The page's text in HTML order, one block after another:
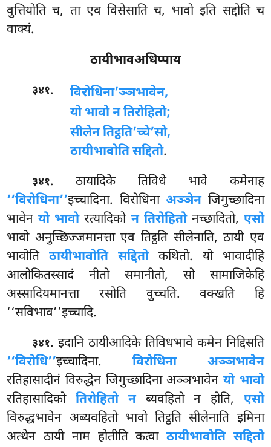
वुत्तियोति च, ता एव विसेसाति च, भावो इति सद्दोति च
वाक्यं.
ठायीभावअधिप्पाय
३४१.
विरोधिना’ञ्ञभावेन,
यो भावो न तिरोहितो;
सीलेन तिट्ठति’च्चे’सो,
ठायीभावोति सद्दितो.
३४१. ठायादिके तिविधे भावे कमेनाह
‘‘विरोधिना’’इच्चादिना. विरोधिनाअञ्ञेनजिगुच्छादिना
भावेनयो भावोरत्यादिको न तिरोहितोनच्छादितो, एसो
भावो अनुच्छिज्जमानत्ता एव तिट्ठति सीलेनाति, ठायी एव
भावोतिठायीभावोति सद्दितोकथितो. यो भावादीहि
आलोकितस्सादं नीतो समानीतो, सो सामाजिकेहि
अस्सादियमानत्ता रसोति वुच्चति. वक्खति हि
‘‘सविभाव’’इच्चादि.
३४१. इदानि ठायीआदिके तिविधभावे कमेन निद्दिसति
‘‘विरोधि’’इच्चादिना. विरोधिना अञ्ञभावेन
रतिहासादीनं विरुद्धेन जिगुच्छादिना अञ्ञभावेनयो भावो
रतिहासादिको तिरोहितो नब्यवहितो न होति, एसो
विरुद्धभावेन अब्यवहितो भावो तिट्ठति सीलेनाति इमिना
अत्थेन ठायी नाम होतीति कत्वाठायीभावोति सद्दितो